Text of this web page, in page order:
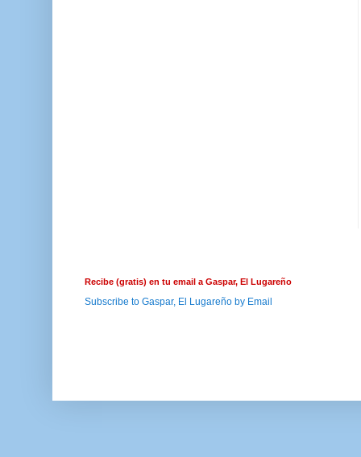
Recibe (gratis) en tu email a Gaspar, El Lugareño
Subscribe to Gaspar, El Lugareño by Email